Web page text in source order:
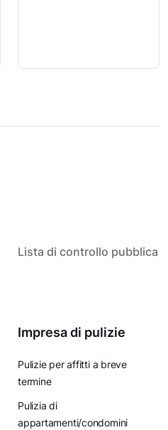
Lista di controllo pubblica
Impresa di pulizie
Pulizie per affitti a breve
termine
Pulizia di
appartamenti/condomini